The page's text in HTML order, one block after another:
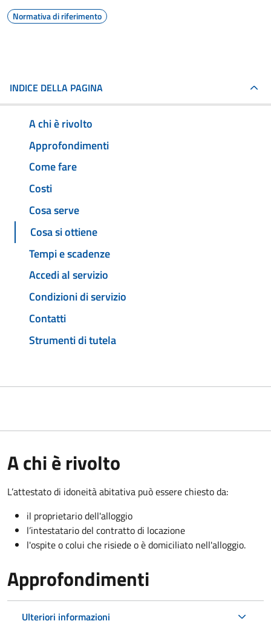
Normativa di riferimento
INDICE DELLA PAGINA
A chi è rivolto
Approfondimenti
Come fare
Costi
Cosa serve
Cosa si ottiene
Tempi e scadenze
Accedi al servizio
Condizioni di servizio
Contatti
Strumenti di tutela
A chi è rivolto
L’attestato di idoneità abitativa può essere chiesto da:
il proprietario dell'alloggio
l’intestatario del contratto di locazione
l'ospite o colui che risiede o è domiciliato nell'alloggio.
Approfondimenti
Ulteriori informazioni